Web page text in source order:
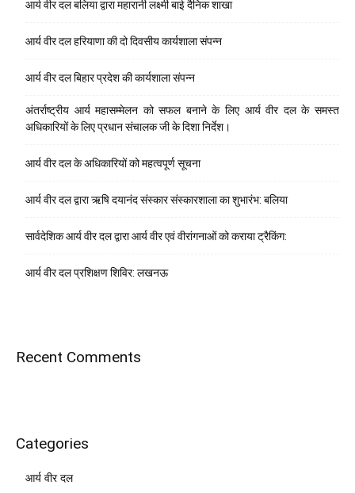
आर्य वीर दल बलिया द्वारा महारानी लक्ष्मी बाई दैनिक शाखा
आर्य वीर दल हरियाणा की दो दिवसीय कार्यशाला संपन्न
आर्य वीर दल बिहार प्रदेश की कार्यशाला संपन्न
अंतर्राष्ट्रीय आर्य महासम्मेलन को सफल बनाने के लिए आर्य वीर दल के समस्त
अधिकारियों के लिए प्रधान संचालक जी के दिशा निर्देश।
आर्य वीर दल के अधिकारियों को महत्वपूर्ण सूचना
आर्य वीर दल द्वारा ऋषि दयानंद संस्कार संस्कारशाला का शुभारंभ: बलिया
सार्वदेशिक आर्य वीर दल द्वारा आर्य वीर एवं वीरांगनाओं को कराया ट्रैकिंग:
आर्य वीर दल प्रशिक्षण शिविर: लखनऊ
Recent Comments
Categories
आर्य वीर दल